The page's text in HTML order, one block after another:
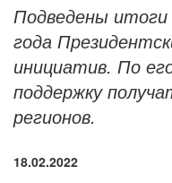
Подведены итоги
года
инициатив. По
поддержку
регионов.
18.02.2022